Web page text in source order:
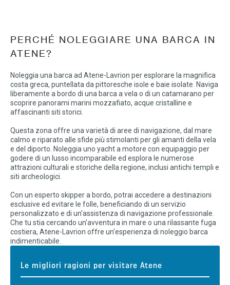
PERCHÉ NOLEGGIARE UNA BARCA IN
ATENE?
Noleggia una barca ad Atene-Lavrion per esplorare la magnifica
costa greca, puntellata da pittoresche isole e baie isolate. Naviga
liberamente a bordo di una barca a vela o di un catamarano per
scoprire panorami marini mozzafiato, acque cristalline e
affascinanti siti storici.
Questa zona offre una varietà di aree di navigazione, dal mare
calmo e riparato alle sfide più stimolanti per gli amanti della vela
e del diporto. Noleggia uno yacht a motore con equipaggio per
godere di un lusso incomparabile ed esplora le numerose
attrazioni culturali e storiche della regione, inclusi antichi templi e
siti archeologici.
Con un esperto skipper a bordo, potrai accedere a destinazioni
esclusive ed evitare le folle, beneficiando di un servizio
personalizzato e di un'assistenza di navigazione professionale.
Che tu stia cercando un'avventura in mare o una rilassante fuga
costiera, Atene-Lavrion offre un'esperienza di noleggio barca
indimenticabile.
Le migliori ragioni per visitare Atene